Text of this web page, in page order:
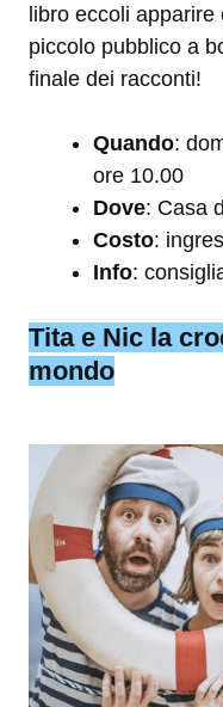
libro eccoli
piccolo pubblico a
finale dei racconti!
Quando:
ore 10.00
Dove: Casa
Costo:
Info:
Tita e Nic la
mondo